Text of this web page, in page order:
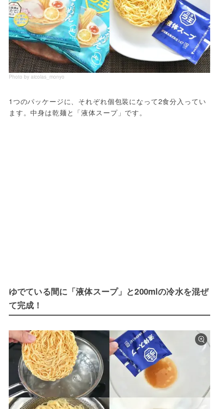
Photo by aicolas_monyo
1つのパッケージに、それぞれ個包装になって2食分入ってい
ます。中身は乾麺と「液体スープ」です。
ゆでている間に「液体スープ」と200mlの冷水を混ぜ
て完成！